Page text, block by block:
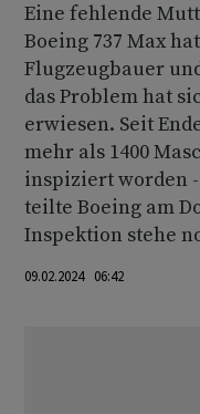
Eine fehlende
Boeing 737 Max
Flugzeugbauer
das Problem hat
erwiesen. Seit
mehr als 1400
inspiziert worden
teilte Boeing am
Inspektion stehe
09.02.2024 06:42